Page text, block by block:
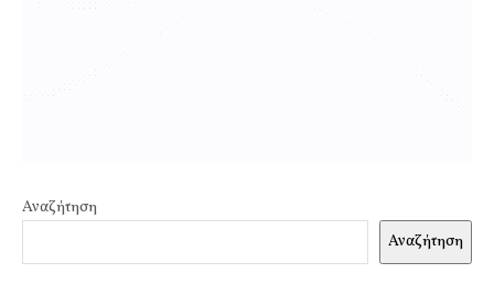
Αναζήτηση
Αναζήτηση